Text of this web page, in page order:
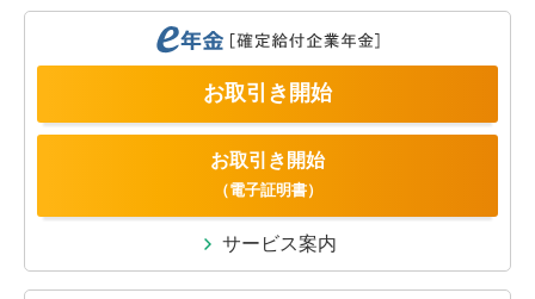
お取引き開始
お取引き開始
（電子証明書）
サービス案内